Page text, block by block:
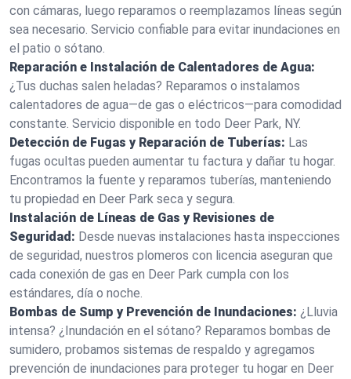
con cámaras, luego reparamos o reemplazamos líneas según
sea necesario. Servicio confiable para evitar inundaciones en
el patio o sótano.
Reparación e Instalación de Calentadores de Agua:
¿Tus duchas salen heladas? Reparamos o instalamos
calentadores de agua—de gas o eléctricos—para comodidad
constante. Servicio disponible en todo Deer Park, NY.
Detección de Fugas y Reparación de Tuberías: Las
fugas ocultas pueden aumentar tu factura y dañar tu hogar.
Encontramos la fuente y reparamos tuberías, manteniendo
tu propiedad en Deer Park seca y segura.
Instalación de Líneas de Gas y Revisiones de
Seguridad: Desde nuevas instalaciones hasta inspecciones
de seguridad, nuestros plomeros con licencia aseguran que
cada conexión de gas en Deer Park cumpla con los
estándares, día o noche.
Bombas de Sump y Prevención de Inundaciones: ¿Lluvia
intensa? ¿Inundación en el sótano? Reparamos bombas de
sumidero, probamos sistemas de respaldo y agregamos
prevención de inundaciones para proteger tu hogar en Deer